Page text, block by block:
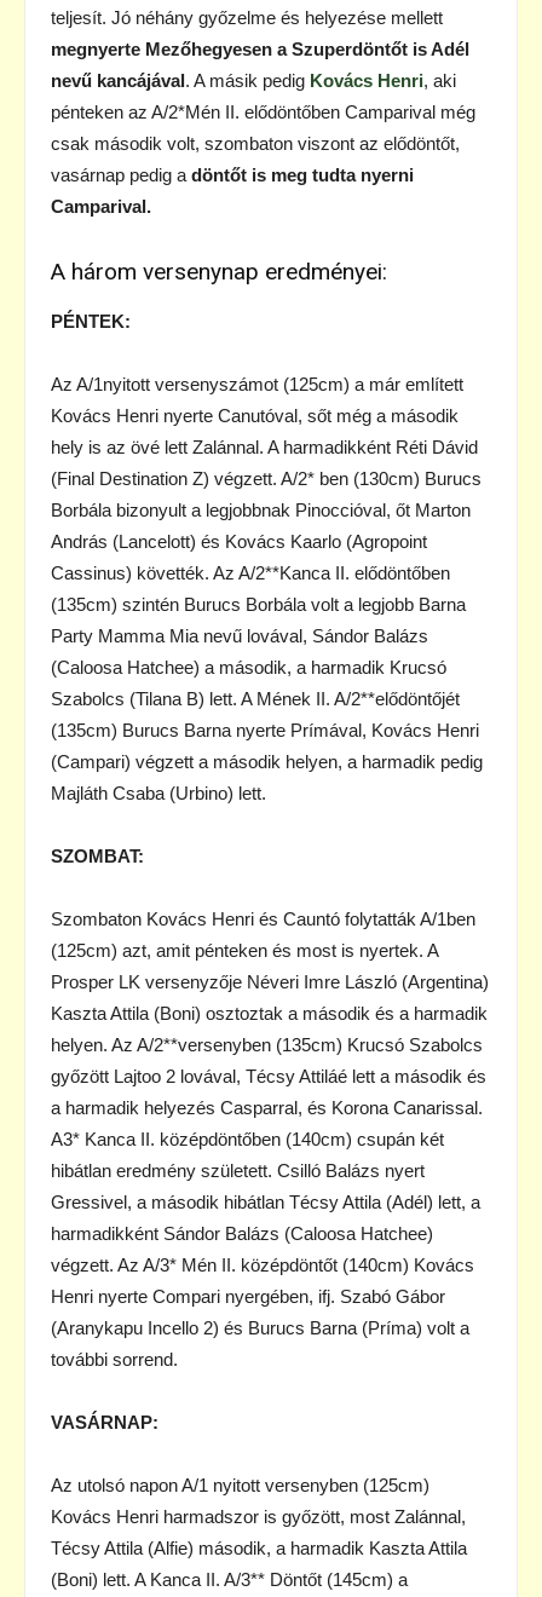
teljesít. Jó néhány győzelme és helyezése mellett
megnyerte Mezőhegyesen a Szuperdöntőt is Adél
nevű kancájával. A másik pedig Kovács Henri, aki
pénteken az A/2*Mén II. elődöntőben Camparival még
csak második volt, szombaton viszont az elődöntőt,
vasárnap pedig a döntőt is meg tudta nyerni
Camparival.
A három versenynap eredményei:
PÉNTEK:
Az A/1nyitott versenyszámot (125cm) a már említett
Kovács Henri nyerte Canutóval, sőt még a második
hely is az övé lett Zalánnal. A harmadikként Réti Dávid
(Final Destination Z) végzett. A/2* ben (130cm) Burucs
Borbála bizonyult a legjobbnak Pinoccióval, őt Marton
András (Lancelott) és Kovács Kaarlo (Agropoint
Cassinus) követték. Az A/2**Kanca II. elődöntőben
(135cm) szintén Burucs Borbála volt a legjobb Barna
Party Mamma Mia nevű lovával, Sándor Balázs
(Caloosa Hatchee) a második, a harmadik Krucsó
Szabolcs (Tilana B) lett. A Mének II. A/2**elődöntőjét
(135cm) Burucs Barna nyerte Prímával, Kovács Henri
(Campari) végzett a második helyen, a harmadik pedig
Majláth Csaba (Urbino) lett.
SZOMBAT:
Szombaton Kovács Henri és Cauntó folytatták A/1ben
(125cm) azt, amit pénteken és most is nyertek. A
Prosper LK versenyzője Néveri Imre László (Argentina)
Kaszta Attila (Boni) osztoztak a második és a harmadik
helyen. Az A/2**versenyben (135cm) Krucsó Szabolcs
győzött Lajtoo 2 lovával, Técsy Attiláé lett a második és
a harmadik helyezés Casparral, és Korona Canarissal.
A3* Kanca II. középdöntőben (140cm) csupán két
hibátlan eredmény született. Csilló Balázs nyert
Gressivel, a második hibátlan Técsy Attila (Adél) lett, a
harmadikként Sándor Balázs (Caloosa Hatchee)
végzett. Az A/3* Mén II. középdöntőt (140cm) Kovács
Henri nyerte Compari nyergében, ifj. Szabó Gábor
(Aranykapu Incello 2) és Burucs Barna (Príma) volt a
további sorrend.
VASÁRNAP:
Az utolsó napon A/1 nyitott versenyben (125cm)
Kovács Henri harmadszor is győzött, most Zalánnal,
Técsy Attila (Alfie) második, a harmadik Kaszta Attila
(Boni) lett. A Kanca II. A/3** Döntőt (145cm) a